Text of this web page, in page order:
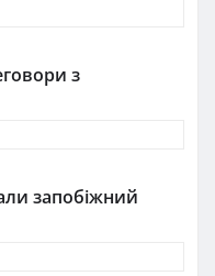
з
запобіжний